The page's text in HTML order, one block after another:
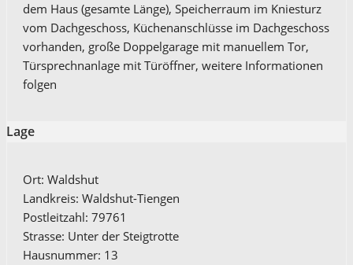
dem Haus (gesamte Länge), Speicherraum im Kniesturz
vom Dachgeschoss, Küchenanschlüsse im Dachgeschoss
vorhanden, große Doppelgarage mit manuellem Tor,
Türsprechnanlage mit Türöffner, weitere Informationen
folgen
Lage
Ort: Waldshut
Landkreis: Waldshut-Tiengen
Postleitzahl: 79761
Strasse: Unter der Steigtrotte
Hausnummer: 13